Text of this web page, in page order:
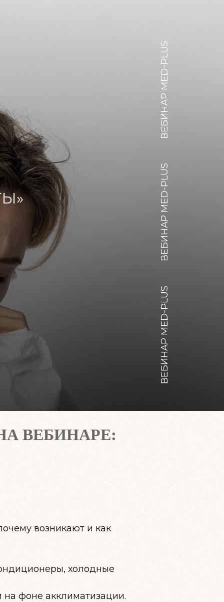
ВЕБИНАР MED-PLUS
ВЕБИНАР MED-PLUS
ВЕБИНАР MED-PLUS
ВЕБИНАРЕ:
возникают и как
холодные
фоне акклиматизации.